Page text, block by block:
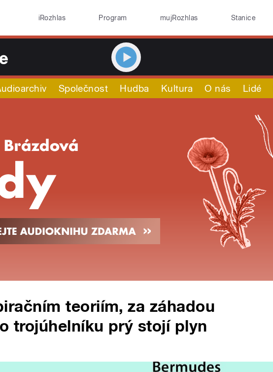
iRozhlas Program mujRozhlas Stanice
Společnost Hudba Kultura O nás Lidé
teoriím, za záhadou
trojúhelníku prý stojí plyn